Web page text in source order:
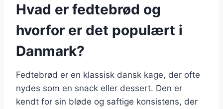
Hvad er fedtebrød og
hvorfor er det populært i
Danmark?
Fedtebrød er en klassisk dansk kage, der ofte
nydes som en snack eller dessert. Den er
kendt for sin bløde og saftige konsistens, der